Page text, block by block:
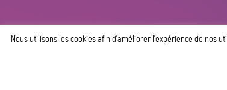
Nous utilisons les cookies afin d’améliorer l’expérience de nos